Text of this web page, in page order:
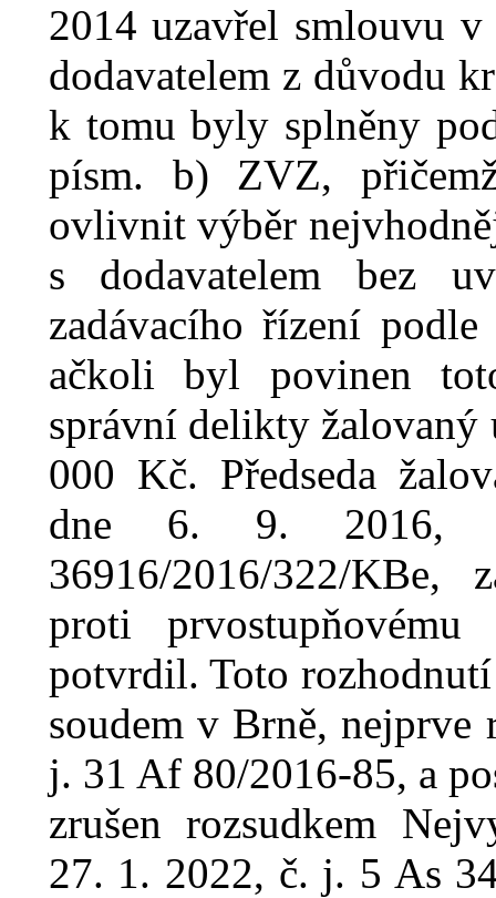
2014 uzavřel smlouvu
dodavatelem z důvodu
k tomu byly splněny
písm.
b) ZVZ,
ovlivnit výběr
s dodavatelem bez
zadávacího řízení
ačkoli byl povinen
správní delikty
000 Kč. Předseda
dne 6.
9.
2016,
36916/2016/322/KBe,
proti
potvrdil. Toto
soudem v Brně, nejprve
j. 31 Af 80/2016-85, a
zrušen rozsudkem
27. 1. 2022, č. j. 5 As